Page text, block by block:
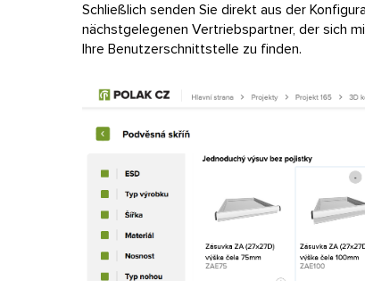
Schließlich senden Sie direkt aus der
nächstgelegenen Vertriebspartner, der sich
Ihre Benutzerschnittstelle zu finden.